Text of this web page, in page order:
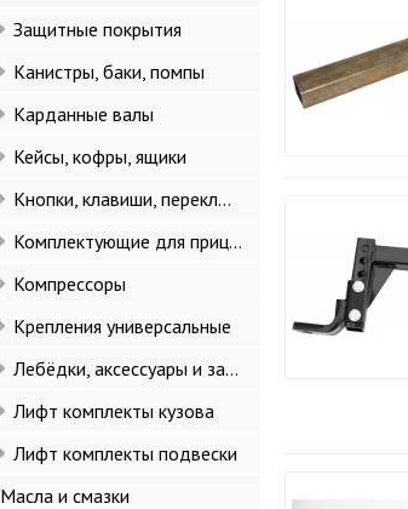
Защитные покрытия
Канистры, баки, помпы
Карданные валы
Кейсы, кофры, ящики
Кнопки, клавиши, переключатели
Комплектующие для прицепов
Компрессоры
Крепления универсальные
Лебёдки, аксессуары и запчасти
Лифт комплекты кузова
Лифт комплекты подвески
Масла и смазки